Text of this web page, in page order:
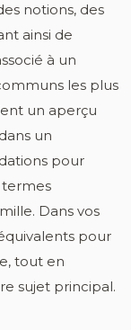
notions, des
ainsi de
à un
les plus
un aperçu
un
pour
Dans vos
pour
tout en
sujet principal.